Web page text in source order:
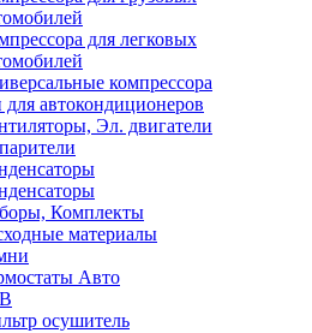
для легковых
компрессора
для автокондиционеров
Эл. двигатели
Комплекты
материалы
Авто
осушитель